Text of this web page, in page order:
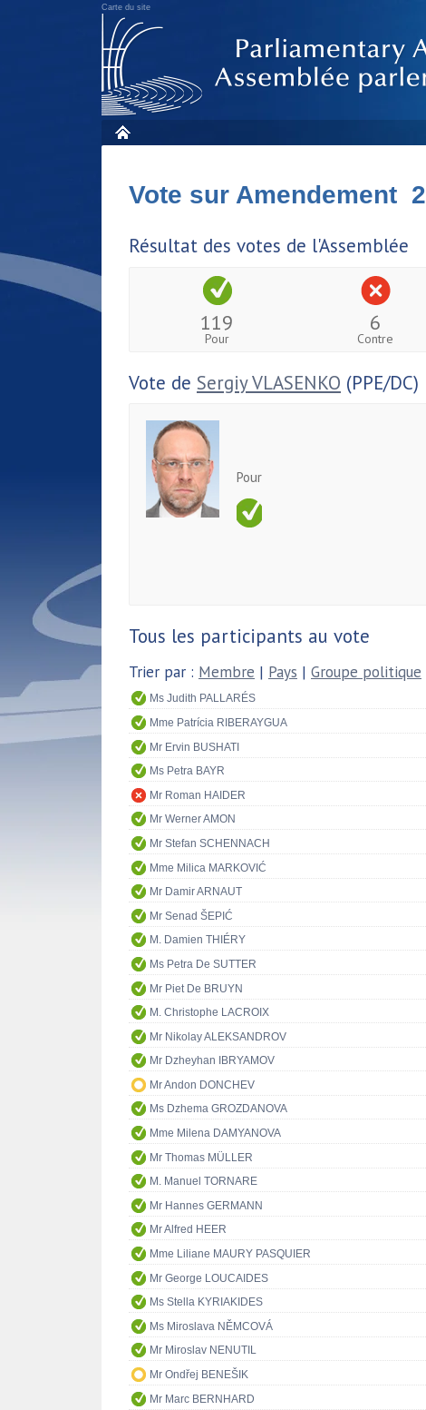
Carte du site
Vote sur Amendement 2
Résultat des votes de l'Assemblée
119
Pour
6
Contre
Vote de Sergiy VLASENKO (PPE/DC)
Pour
Tous les participants au vote
Trier par : Membre | Pays | Groupe politique
Ms Judith PALLARÉS
Mme Patrícia RIBERAYGUA
Mr Ervin BUSHATI
Ms Petra BAYR
Mr Roman HAIDER
Mr Werner AMON
Mr Stefan SCHENNACH
Mme Milica MARKOVIĆ
Mr Damir ARNAUT
Mr Senad ŠEPIĆ
M. Damien THIÉRY
Ms Petra De SUTTER
Mr Piet De BRUYN
M. Christophe LACROIX
Mr Nikolay ALEKSANDROV
Mr Dzheyhan IBRYAMOV
Mr Andon DONCHEV
Ms Dzhema GROZDANOVA
Mme Milena DAMYANOVA
Mr Thomas MÜLLER
M. Manuel TORNARE
Mr Hannes GERMANN
Mr Alfred HEER
Mme Liliane MAURY PASQUIER
Mr George LOUCAIDES
Ms Stella KYRIAKIDES
Ms Miroslava NĚMCOVÁ
Mr Miroslav NENUTIL
Mr Ondřej BENEŠIK
Mr Marc BERNHARD